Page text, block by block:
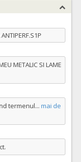
METALIC SI LAME
termenul... mai de